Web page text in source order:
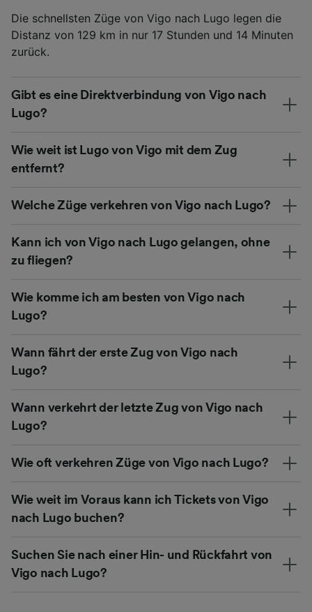
Die schnellsten Züge von Vigo nach Lugo legen die
Distanz von 129 km in nur 17 Stunden und 14 Minuten
zurück.
Gibt es eine Direktverbindung von Vigo nach
Lugo?
Wie weit ist Lugo von Vigo mit dem Zug
entfernt?
Welche Züge verkehren von Vigo nach Lugo?
Kann ich von Vigo nach Lugo gelangen, ohne
zu fliegen?
Wie komme ich am besten von Vigo nach
Lugo?
Wann fährt der erste Zug von Vigo nach
Lugo?
Wann verkehrt der letzte Zug von Vigo nach
Lugo?
Wie oft verkehren Züge von Vigo nach Lugo?
Wie weit im Voraus kann ich Tickets von Vigo
nach Lugo buchen?
Suchen Sie nach einer Hin- und Rückfahrt von
Vigo nach Lugo?